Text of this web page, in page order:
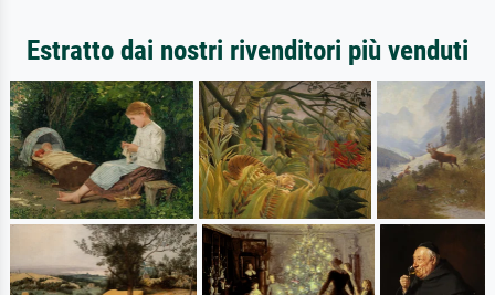
Estratto dai nostri rivenditori più venduti